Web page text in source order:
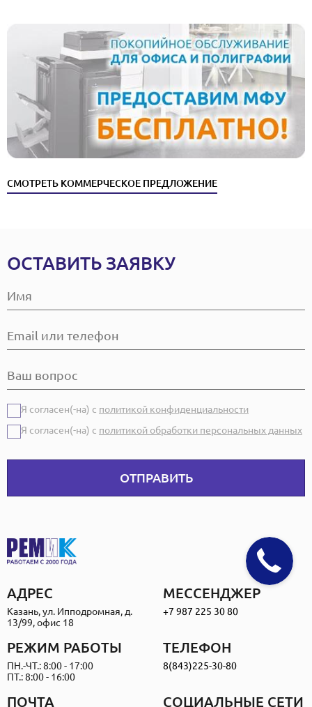
СМОТРЕТЬ КОММЕРЧЕСКОЕ ПРЕДЛОЖЕНИЕ
ОСТАВИТЬ ЗАЯВКУ
Я согласен(-на) с политикой конфиденциальности
Я согласен(-на) с политикой обработки персональных данных
ОТПРАВИТЬ
АДРЕС
Казань, ул. Ипподромная, д.
13/99, офис 18
МЕССЕНДЖЕР
+7 987 225 30 80
ПОЧТА
РЕЖИМ РАБОТЫ
ПН.-ЧТ.: 8:00 - 17:00
ПТ.: 8:00 - 16:00
ТЕЛЕФОН
8(843)225-30-80
СОЦИАЛЬНЫЕ СЕТИ